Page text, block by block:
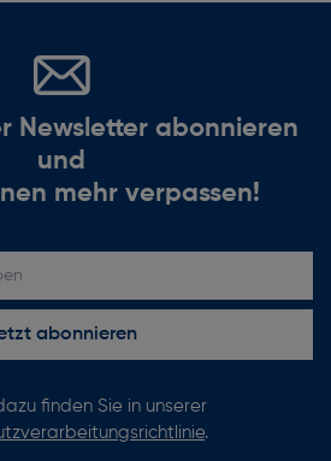
Newsletter abonnieren
und
mehr verpassen!
abonnieren
finden Sie in unserer
.